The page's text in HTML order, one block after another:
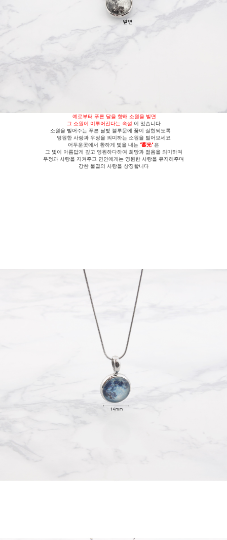
예로부터 푸른 달을 향해 소원을 빌면
그 소원이 이루어진다는 속설 이 있습니다
소원을 빌어주는 푸른 달빛 블루문에 꿈이 실현되도록
영원한 사랑과 우정을 의미하는 소원을 빌어보세요
어두운곳에서 환하게 빛을 내는 "蓄光" 은
그 빛이 아름답게 깊고 영원하다하여 희망과 젊음을 의미하며
우정과 사랑을 지켜주고 연인에게는 영원한 사랑을 유지해주며
강한 불멸의 사랑을 상징합니다